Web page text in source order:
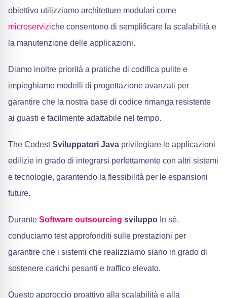
obiettivo utilizziamo architetture modulari come
microserviziche consentono di semplificare la scalabilità e
la manutenzione delle applicazioni.
Diamo inoltre priorità a pratiche di codifica pulite e
impieghiamo modelli di progettazione avanzati per
garantire che la nostra base di codice rimanga resistente
ai guasti e facilmente adattabile nel tempo.
The CodestSviluppatori Java privilegiare le applicazioni
edilizie in grado di integrarsi perfettamente con altri sistemi
e tecnologie, garantendo la flessibilità per le espansioni
future.
Durante Software outsourcing sviluppo In sé,
conduciamo test approfonditi sulle prestazioni per
garantire che i sistemi che realizziamo siano in grado di
sostenere carichi pesanti e traffico elevato.
Questo approccio proattivo alla scalabilità e alla